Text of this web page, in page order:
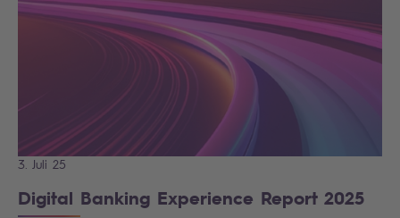
3. Juli 25
Digital Banking Experience Report 2025